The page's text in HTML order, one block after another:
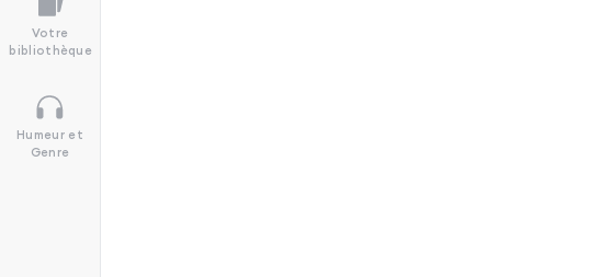
Votre
bibliothèque
Humeur et
Genre